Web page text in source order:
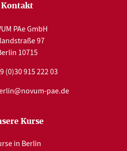
Kontakt
PAe GmbH
97
10715 Berlin
(0)30 915 222 03
pae.de
Kurse
in Berlin